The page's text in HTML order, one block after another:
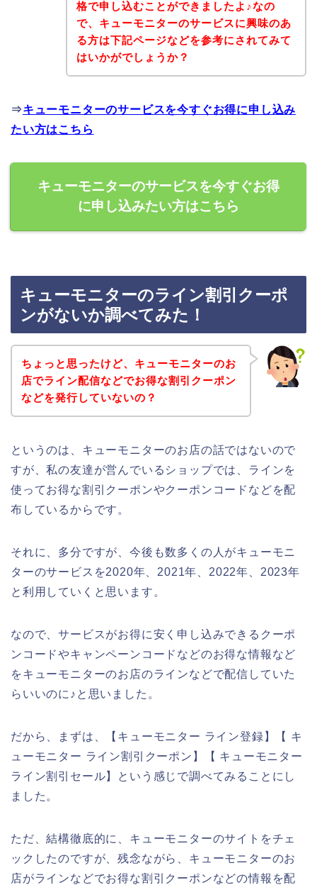
格で申し込むことができましたよ♪なの
で、キューモニターのサービスに興味のあ
る方は下記ページなどを参考にされてみて
はいかがでしょうか？
⇒キューモニターのサービスを今すぐお得に申し込み
たい方はこちら
キューモニターのサービスを今すぐお得
に申し込みたい方はこちら
キューモニターのライン割引クーポ
ンがないか調べてみた！
ちょっと思ったけど、キューモニターのお
店でライン配信などでお得な割引クーポン
などを発行していないの？
というのは、キューモニターのお店の話ではないので
すが、私の友達が営んでいるショップでは、ラインを
使ってお得な割引クーポンやクーポンコードなどを配
布しているからです。
それに、多分ですが、今後も数多くの人がキューモニ
ターのサービスを2020年、2021年、2022年、2023年
と利用していくと思います。
なので、サービスがお得に安く申し込みできるクーポ
ンコードやキャンペーンコードなどのお得な情報など
をキューモニターのお店のラインなどで配信していた
らいいのに♪と思いました。
だから、まずは、【キューモニター ライン登録】【 キ
ューモニター ライン割引クーポン】【 キューモニター
ライン割引セール】という感じで調べてみることにし
ました。
ただ、結構徹底的に、キューモニターのサイトをチェ
ックしたのですが、残念ながら、キューモニターのお
店がラインなどでお得な割引クーポンなどの情報を配